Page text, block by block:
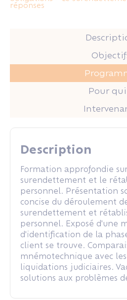
réponses
Pour qui
Description
Formation approfondie
surendettement et le
personnel. Présentation
concise du déroulement
surendettement et
personnel. Exposé d'une
d'identification de la
client se trouve.
mnémotechnique avec
liquidations judiciaires.
solutions aux problèmes